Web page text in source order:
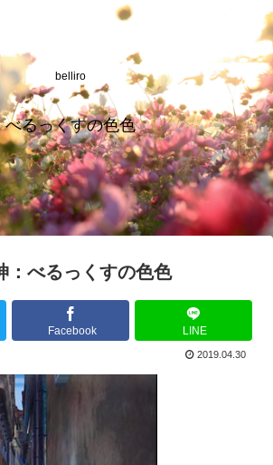
belliro
べるっくすの色色
：べるっくすの色色
Facebook LINE
2019.04.30